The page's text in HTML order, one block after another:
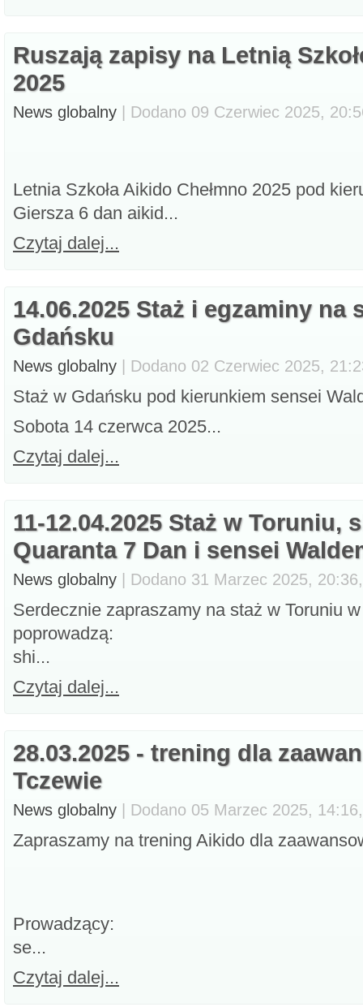
Ruszają zapisy na Letnią
2025
News globalny | Dodano 09 Czerwiec 2025,
Letnia Szkoła Aikido Chełmno 2025 pod
Giersza 6 dan aikid...
Czytaj dalej...
14.06.2025 Staż i egzaminy na
Gdańsku
News globalny | Dodano 02 Czerwiec 2025,
Staż w Gdańsku pod kierunkiem sensei
Sobota 14 czerwca 2025...
Czytaj dalej...
11-12.04.2025 Staż w Toruniu,
Quaranta 7 Dan i sensei
News globalny | Dodano 31 Marzec 2025,
Serdecznie zapraszamy na staż w Toruniu
poprowadzą:
shi...
Czytaj dalej...
28.03.2025 - trening dla
Tczewie
News globalny | Dodano 05 Marzec 2025,
Zapraszamy na trening Aikido dla
Prowadzący:
se...
Czytaj dalej...